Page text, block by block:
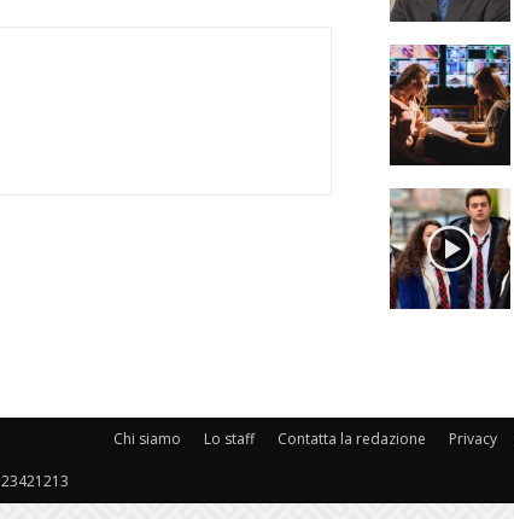
Chi siamo Lo staff Contatta la redazione Privacy